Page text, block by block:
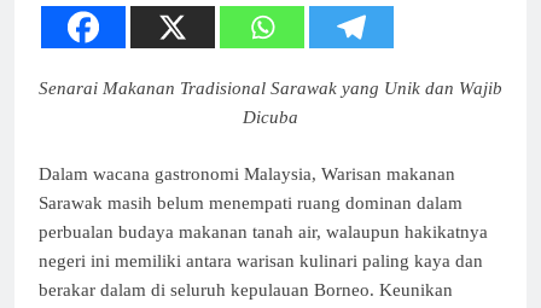
Senarai Makanan Tradisional Sarawak yang Unik dan Wajib
Dicuba
Dalam wacana gastronomi Malaysia, Warisan makanan
Sarawak masih belum menempati ruang dominan dalam
perbualan budaya makanan tanah air, walaupun hakikatnya
negeri ini memiliki antara warisan kulinari paling kaya dan
berakar dalam di seluruh kepulauan Borneo. Keunikan